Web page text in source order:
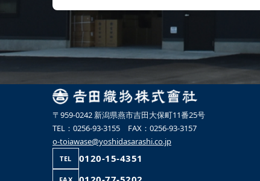
〒959-0242 新潟県燕市吉田大保町11番25号
TEL：0256-93-3155 FAX：0256-93-3157
o-toiawase@yoshidasarashi.co.jp
TEL 0120-15-4351